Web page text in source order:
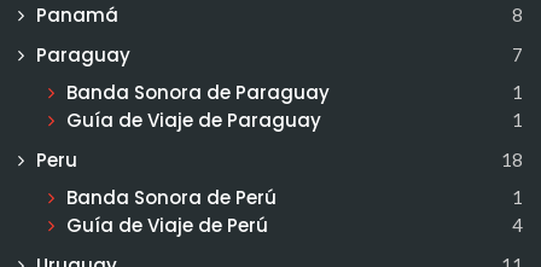
Panamá 8
Paraguay 7
Banda Sonora de Paraguay 1
Guía de Viaje de Paraguay 1
Peru 18
Banda Sonora de Perú 1
Guía de Viaje de Perú 4